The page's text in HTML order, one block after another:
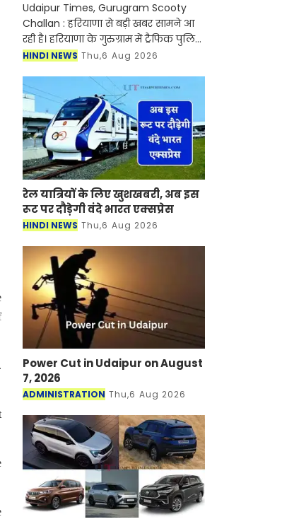
Udaipur Times, Gurugram Scooty
Challan : हरियाणा से बड़ी खबर सामने आ
रही है। हरियाणा के गुरुग्राम में ट्रैफिक पुलिस
ने नियमों की लगातार अनदेखी करने वाले
लिया गया है।
HINDI NEWS Thu,6 Aug 2026
रेल यात्रियों के लिए खुशखबरी, अब इस
रूट पर दौड़ेगी वंदे भारत एक्‍सप्रेस
HINDI NEWS Thu,6 Aug 2026
Power Cut in Udaipur on August
7, 2026
ADMINISTRATION Thu,6 Aug 2026